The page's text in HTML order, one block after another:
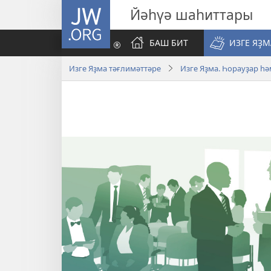
JW.ORG Йәһүә шаһиттары
БАШ БИТ
ИЗГЕ
Изге Яҙма тәғлимәттәре Изге Яҙма. Һорауҙар